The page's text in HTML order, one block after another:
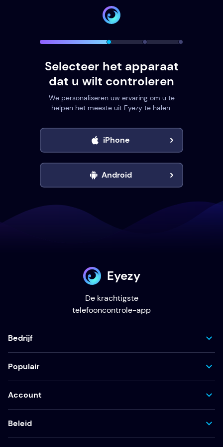
Selecteer het apparaat
dat u wilt controleren
We personaliseren uw ervaring om u te
helpen het meeste uit Eyezy te halen.
iPhone
Android
Eyezy
De krachtigste
telefooncontrole-app
Bedrijf
Populair
Account
Beleid